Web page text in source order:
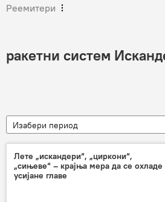
Реемитери
ракетни систем
Изабери период
Лете „искандери“, „циркони“,
„сињеве“ – крајња мера да се охладе
усијане главе